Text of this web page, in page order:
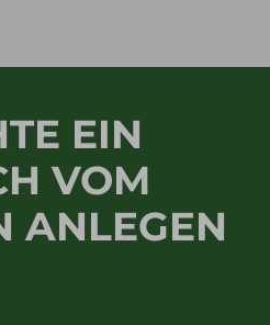
EIN
VOM
ANLEGEN